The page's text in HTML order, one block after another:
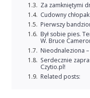
Za zamkniętymi
Cudowny chłopak
Pierwszy
Był sobie pies.
W. Bruce
Nieodnaleziona
Serdecznie
Czytio.pl!
Related posts: